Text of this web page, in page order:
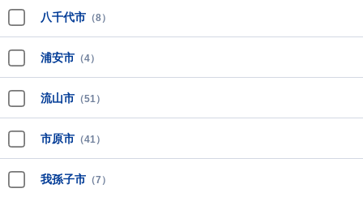
八千代市 （8）
浦安市 （4）
流山市 （51）
市原市 （41）
我孫子市 （7）